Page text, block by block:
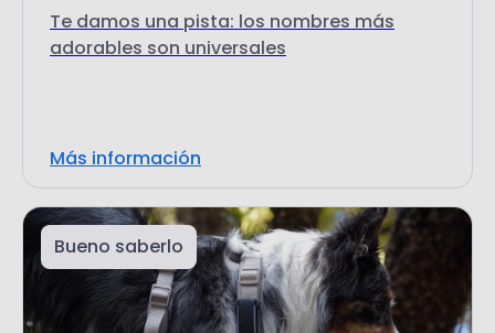
Te damos una pista: los nombres más
adorables son universales
Más información
Bueno saberlo